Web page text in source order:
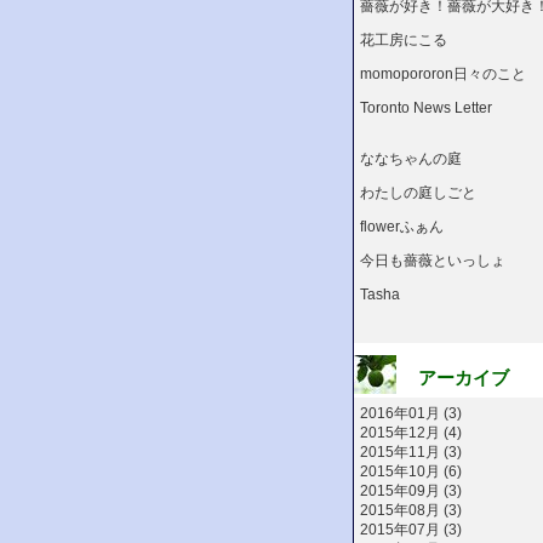
薔薇が好き！薔薇が大好き
花工房にこる
momopororon日々のこと
Toronto News Letter
ななちゃんの庭
わたしの庭しごと
flowerふぁん
今日も薔薇といっしょ
Tasha
アーカイブ
2016年01月 (3)
2015年12月 (4)
2015年11月 (3)
2015年10月 (6)
2015年09月 (3)
2015年08月 (3)
2015年07月 (3)